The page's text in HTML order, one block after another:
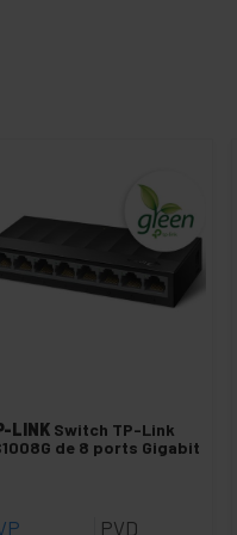
LINK Switch TP-Link
de 8 ports Gigabit
PVD